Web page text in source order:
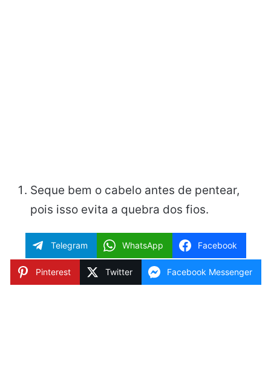
Seque bem o cabelo antes de pentear,
pois isso evita a quebra dos fios.
Telegram WhatsApp Facebook
Pinterest Twitter Facebook Messenger